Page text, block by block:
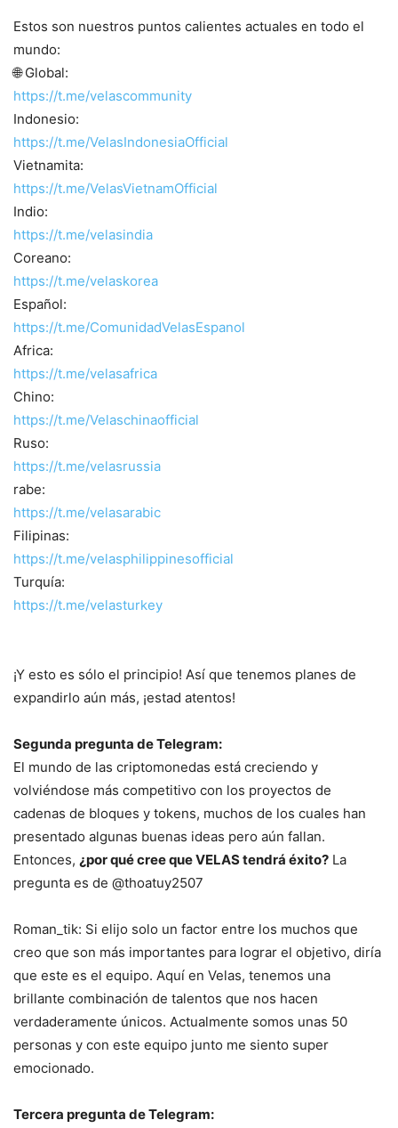
Estos son nuestros puntos calientes actuales en todo el
mundo:
🌐 Global:
https://t.me/velascommunity
Indonesio:
https://t.me/VelasIndonesiaOfficial
Vietnamita:
https://t.me/VelasVietnamOfficial
Indio:
https://t.me/velasindia
Coreano:
https://t.me/velaskorea
Español:
https://t.me/ComunidadVelasEspanol
Africa:
https://t.me/velasafrica
Chino:
https://t.me/Velaschinaofficial
Ruso:
https://t.me/velasrussia
rabe:
https://t.me/velasarabic
Filipinas:
https://t.me/velasphilippinesofficial
Turquía:
https://t.me/velasturkey
¡Y esto es sólo el principio! Así que tenemos planes de
expandirlo aún más, ¡estad atentos!
Segunda pregunta de Telegram:
El mundo de las criptomonedas está creciendo y
volviéndose más competitivo con los proyectos de
cadenas de bloques y tokens, muchos de los cuales han
presentado algunas buenas ideas pero aún fallan.
Entonces, ¿por qué cree que VELAS tendrá éxito? La
pregunta es de @thoatuy2507
Roman_tik: Si elijo solo un factor entre los muchos que
creo que son más importantes para lograr el objetivo, diría
que este es el equipo. Aquí en Velas, tenemos una
brillante combinación de talentos que nos hacen
verdaderamente únicos. Actualmente somos unas 50
personas y con este equipo junto me siento super
emocionado.
Tercera pregunta de Telegram: